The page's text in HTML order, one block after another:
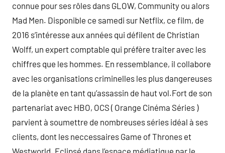
connue pour ses rôles dans GLOW, Community ou alors
Mad Men. Disponible ce samedi sur Netflix, ce film, de
2016 s’intéresse aux années qui défilent de Christian
Wolff, un expert comptable qui préfère traiter avec les
chiffres que les hommes. En ressemblance, il collabore
avec les organisations criminelles les plus dangereuses
de la planète en tant qu’assassin de haut vol.Fort de son
partenariat avec HBO, OCS ( Orange Cinéma Séries )
parvient à soumettre de nombreuses séries idéal à ses
clients, dont les neccessaires Game of Thrones et
Westworld. Eclipsé dans l’espace médiatique par le